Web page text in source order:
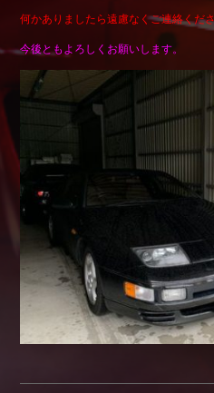
Shop info.
Company
会社概要
何かありましたら遠慮なくご連絡くださ
今後ともよろしくお願いします。